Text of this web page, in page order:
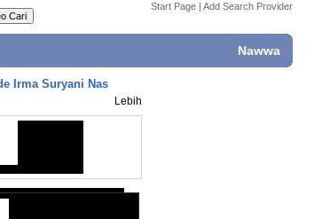
Start Page | Add Search Provider
Nawwa
Irma Suryani Nas
Lebih